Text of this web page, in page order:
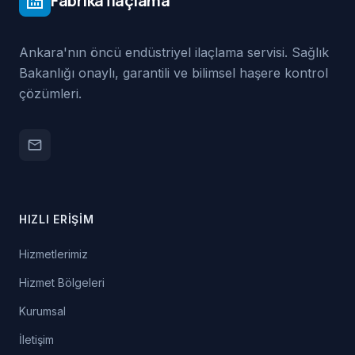
Ankara'nın öncü endüstriyel ilaçlama servisi. Sağlık
Bakanlığı onaylı, garantili ve bilimsel haşere kontrol
çözümleri.
email
HIZLI ERIŞIM
Hizmetlerimiz
Hizmet Bölgeleri
Kurumsal
İletişim